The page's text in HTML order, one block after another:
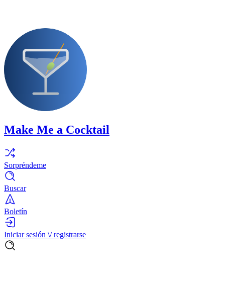
Make Me a Cocktail
Sorpréndeme
Buscar
Boletín
Iniciar sesión \/ registrarse